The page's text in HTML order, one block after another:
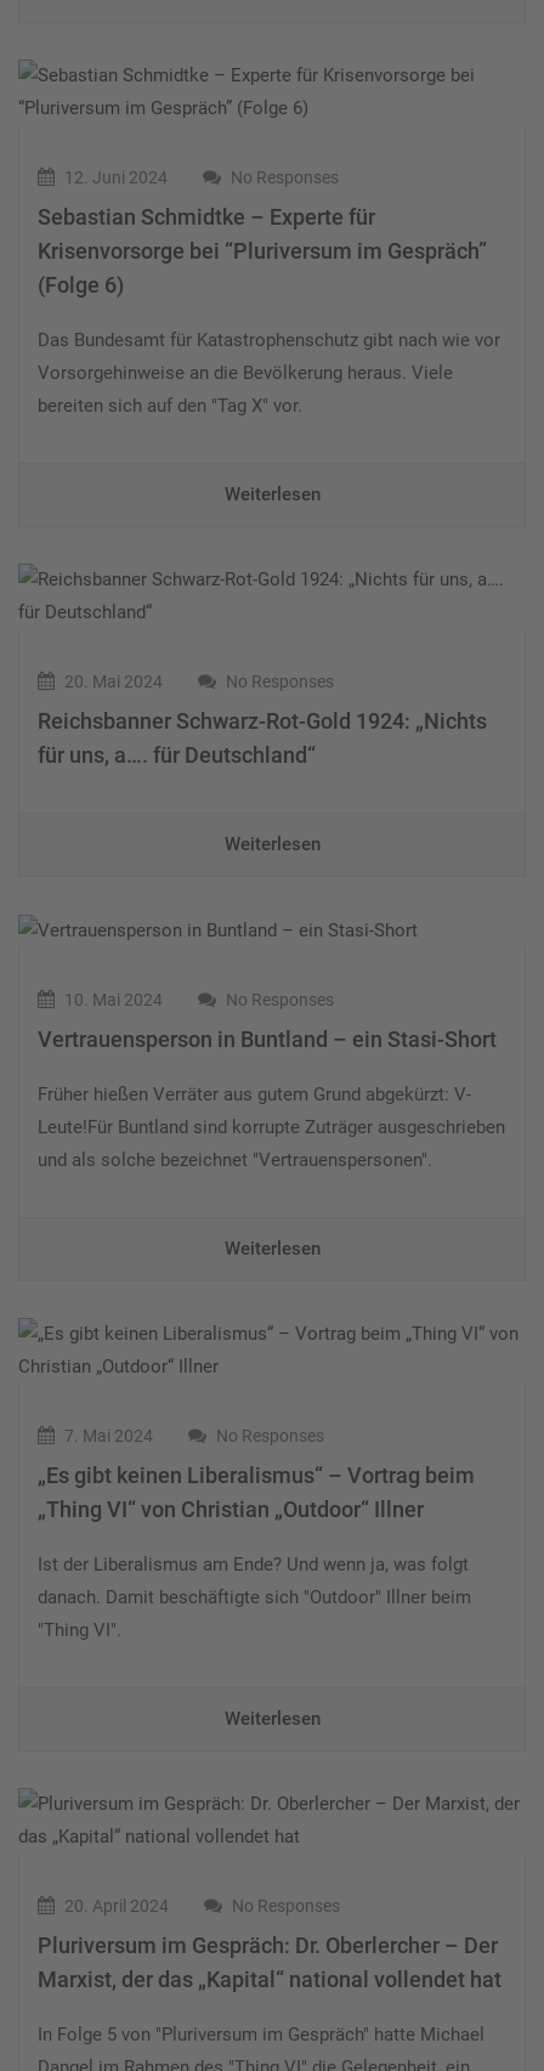
12. Juni 2024 No Responses
Sebastian Schmidtke – Experte für
Krisenvorsorge bei “Pluriversum im Gespräch”
(Folge 6)
Das Bundesamt für Katastrophenschutz gibt nach wie vor
Vorsorgehinweise an die Bevölkerung heraus. Viele
bereiten sich auf den "Tag X" vor.
Weiterlesen
20. Mai 2024 No Responses
Reichsbanner Schwarz-Rot-Gold 1924: „Nichts
für uns, a…. für Deutschland“
Weiterlesen
10. Mai 2024 No Responses
Vertrauensperson in Buntland – ein Stasi-Short
Früher hießen Verräter aus gutem Grund abgekürzt: V-
Leute!Für Buntland sind korrupte Zuträger ausgeschrieben
und als solche bezeichnet "Vertrauenspersonen".
Weiterlesen
7. Mai 2024 No Responses
„Es gibt keinen Liberalismus“ – Vortrag beim
„Thing VI“ von Christian „Outdoor“ Illner
Ist der Liberalismus am Ende? Und wenn ja, was folgt
danach. Damit beschäftigte sich "Outdoor" Illner beim
"Thing VI".
Weiterlesen
20. April 2024 No Responses
Pluriversum im Gespräch: Dr. Oberlercher – Der
Marxist, der das „Kapital“ national vollendet hat
In Folge 5 von "Pluriversum im Gespräch" hatte Michael